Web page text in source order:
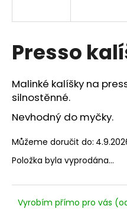
Presso
Malinké kalíšky na
silnostěnné.
Nevhodný do myčky.
Můžeme doručit do:
Položka byla vyprodána…
Vyrobím přímo pro vás
í
t
?
D
o